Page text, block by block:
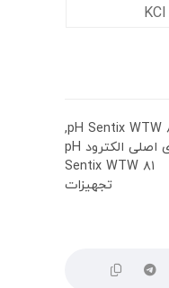
,
ویژگی‌های اصلی الکترود pH
Sentix WTW ۸۱
تجهیزات